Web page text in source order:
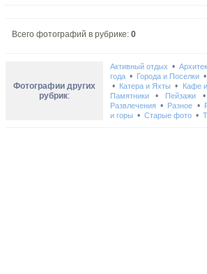
Всего фотографий в рубрике: 0
Фотографии других
рубрик:
Активный отдых •
года• Города и Поселки•
• Катера и Яхты • Кафе
Памятники• Пейзажи
Развлечения• Разное •
и горы • Старые фото•